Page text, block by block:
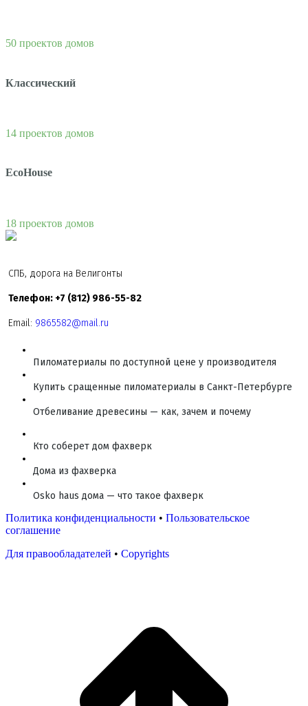
50 проектов домов
Классический
14 проектов домов
EcoHouse
18 проектов домов
СПБ, дорога на Велигонты
Телефон: +7 (812) 986-55-82
Email: 9865582@mail.ru
Пиломатериалы по доступной цене у производителя
Купить сращенные пиломатериалы в Санкт-Петербурге
Отбеливание древесины — как, зачем и почему
Кто соберет дом фахверк
Дома из фахверка
Osko haus дома — что такое фахверк
Политика конфиденциальности • Пользовательское
соглашение
Для правообладателей • Copyrights